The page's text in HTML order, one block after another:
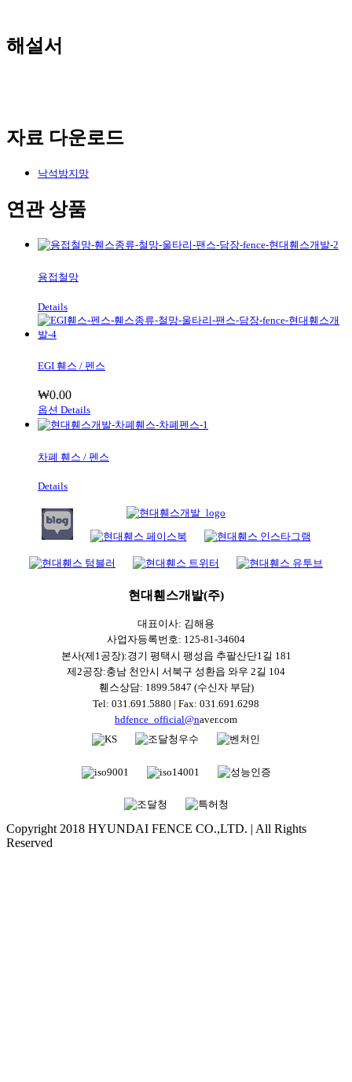
해설서
자료 다운로드
낙석방지망
연관 상품
용접철망
Details
EGI 휀스 / 펜스
₩0.00
옵션 Details
차폐 휀스 / 펜스
Details
현대휀스개발(주)
대표이사: 김해용
사업자등록번호: 125-81-34604
본사(제1공장):경기 평택시 팽성읍 추팔산단1길 181
제2공장:충남 천안시 서북구 성환읍 와우 2길 104
휀스상담: 1899.5847 (수신자 부담)
Tel: 031.691.5880 | Fax: 031.691.6298
hdfence_official@naver.com
Copyright 2018 HYUNDAI FENCE CO.,LTD. | All Rights
Reserved